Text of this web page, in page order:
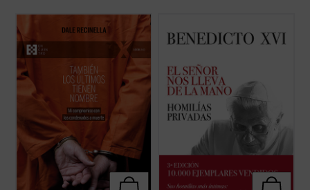
Recinella nos invita a ver lo que casi nadie
quiere mirar: el rostro humano detrás de
una sentencia, el clamor que ningún
tribunal alcanza a oír. Mientras el tiempo se
acerca a su final, él permanece junto ...
(ver
ficha)
libertad de espíritu de Joseph Ratzinger
resplandecen plenamente en estas
actualidad de la vida del creyente. ...
ficha)